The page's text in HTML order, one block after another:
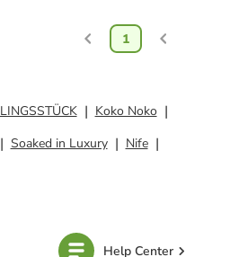
1
Koko Noko
Soaked in Luxury
Nife
Help Center